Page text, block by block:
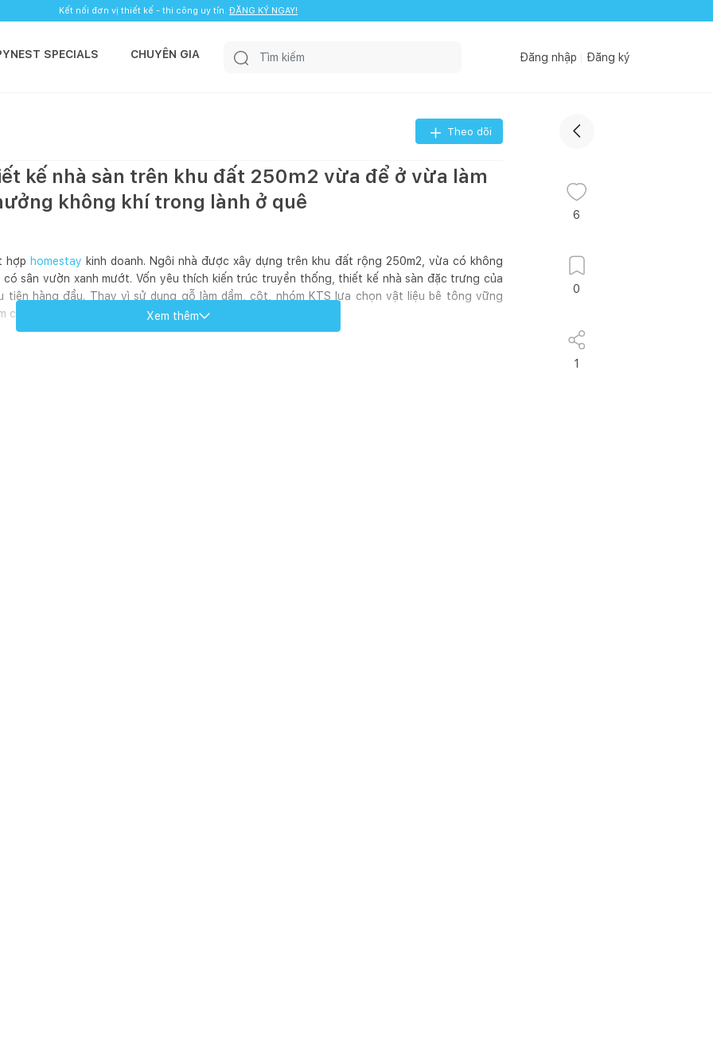
Kết nối đơn vị thiết kế - thi công uy tín. ĐĂNG KÝ NGAY!
SPECIALS CHUYÊN GIA Đăng nhập Đăng ký
Theo dõi
kế nhà sàn trên khu đất 250m2 vừa để ở vừa làm
không khí trong lành ở quê
hợp homestay kinh doanh. Ngôi nhà được xây dựng trên khu đất rộng 250m2, vừa có không
sân vườn xanh mướt. Vốn yêu thích kiến trúc truyền thống, thiết kế nhà sàn đặc trưng của
tiên hàng đầu. Thay vì sử dụng gỗ làm dầm, cột, nhóm KTS lựa chọn vật liệu bê tông vững
chi phí cho gia chủ.
Xem thêm
6
0
1